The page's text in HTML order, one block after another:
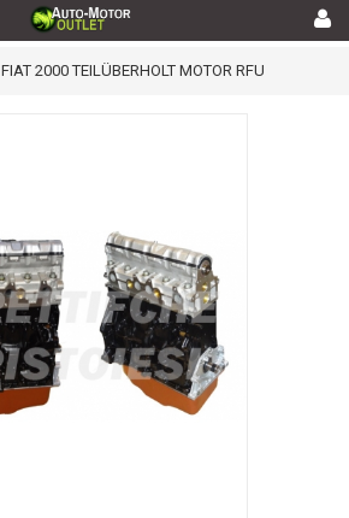
FIAT 2000 TEILÜBERHOLT MOTOR RFU